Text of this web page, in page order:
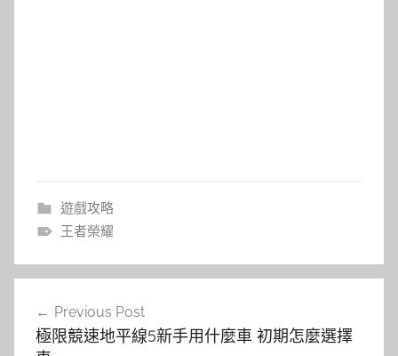
遊戲攻略
王者榮耀
Previous Post
極限競速地平線5新手用什麼車 初期怎麼選擇